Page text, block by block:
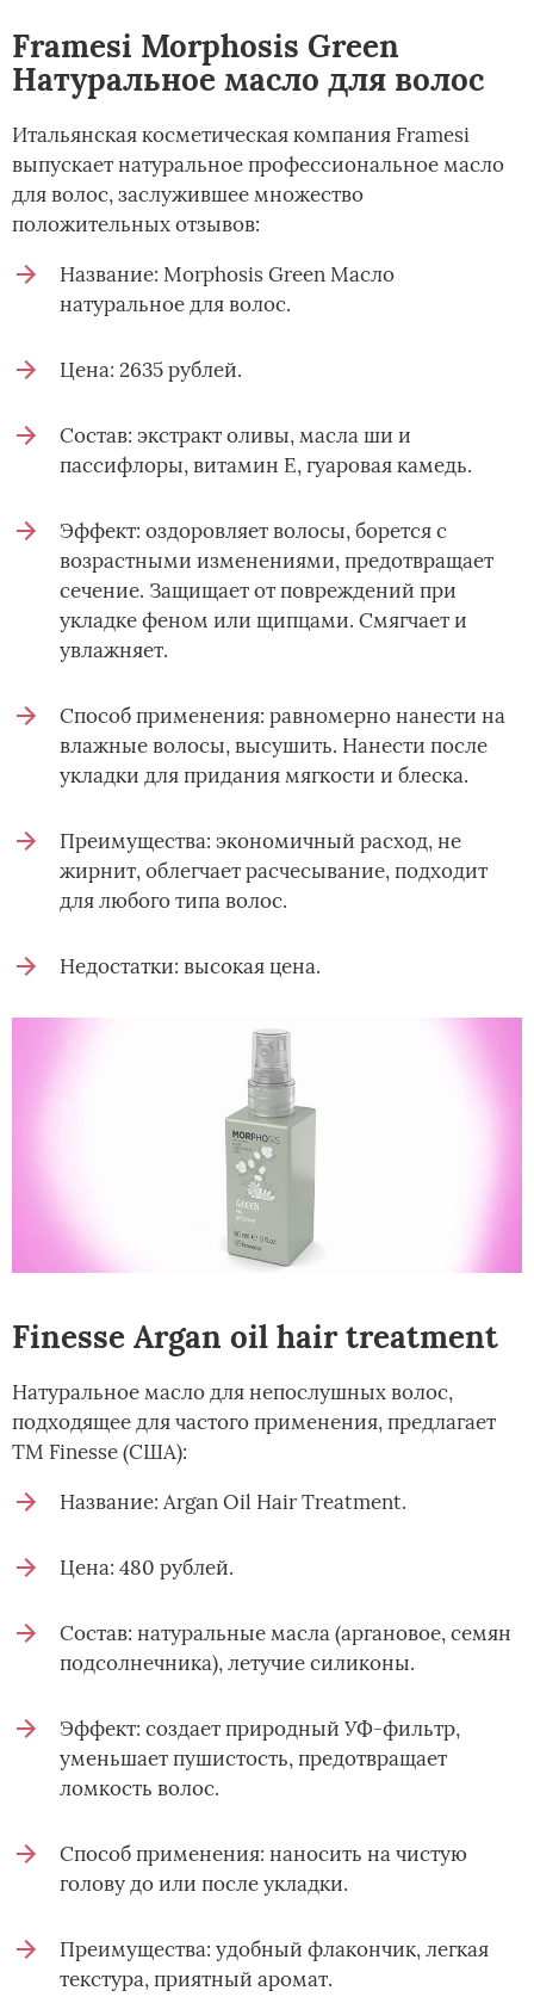
Framesi Morphosis Green
Натуральное масло для волос
Итальянская косметическая компания Framesi
выпускает натуральное профессиональное масло
для волос, заслужившее множество
положительных отзывов:
Название: Morphosis Green Масло
натуральное для волос.
Цена: 2635 рублей.
Состав: экстракт оливы, масла ши и
пассифлоры, витамин Е, гуаровая камедь.
Эффект: оздоровляет волосы, борется с
возрастными изменениями, предотвращает
сечение. Защищает от повреждений при
укладке феном или щипцами. Смягчает и
увлажняет.
Способ применения: равномерно нанести на
влажные волосы, высушить. Нанести после
укладки для придания мягкости и блеска.
Преимущества: экономичный расход, не
жирнит, облегчает расчесывание, подходит
для любого типа волос.
Недостатки: высокая цена.
Finesse Argan oil hair treatment
Натуральное масло для непослушных волос,
подходящее для частого применения, предлагает
ТМ Finesse (США):
Название: Argan Oil Hair Treatment.
Цена: 480 рублей.
Состав: натуральные масла (аргановое, семян
подсолнечника), летучие силиконы.
Эффект: создает природный УФ-фильтр,
уменьшает пушистость, предотвращает
ломкость волос.
Способ применения: наносить на чистую
голову до или после укладки.
Преимущества: удобный флакончик, легкая
текстура, приятный аромат.